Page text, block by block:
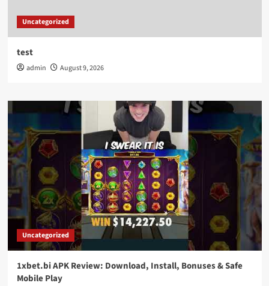
Uncategorized
test
admin August 9, 2026
Uncategorized
1xbet.bi APK Review: Download, Install, Bonuses & Safe
Mobile Play